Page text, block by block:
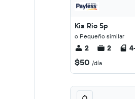
Kia Rio 5p
o Pequeño similar
2 2
$50 /día